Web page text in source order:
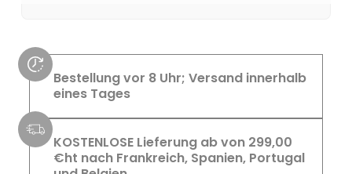
Bestellung vor 8 Uhr; Versand innerhalb
eines Tages
KOSTENLOSE Lieferung ab von 299,00
€ht nach Frankreich, Spanien, Portugal